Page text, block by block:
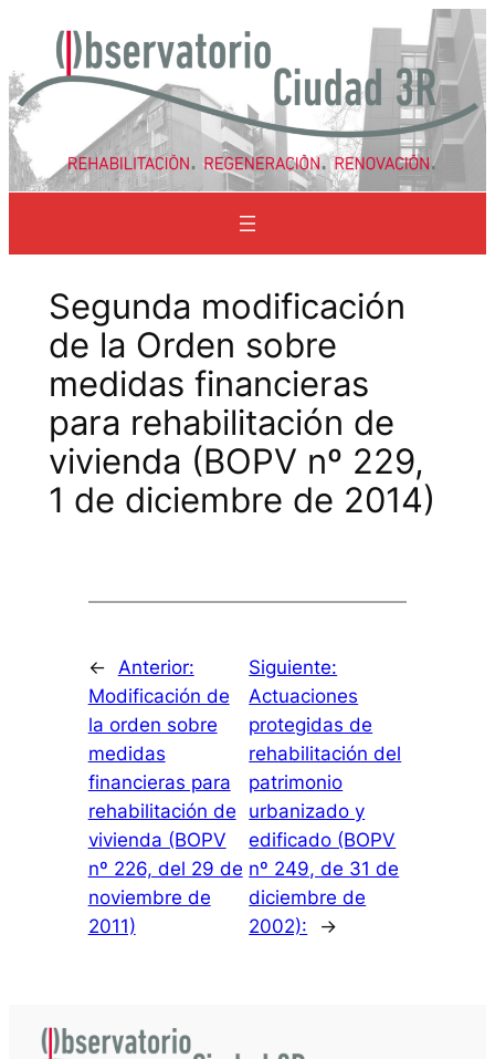
contenido
Segunda modificación
de la Orden sobre
medidas financieras
para rehabilitación de
vivienda (BOPV nº 229,
1 de diciembre de 2014)
←
Anterior:
Modificación de
la orden sobre
medidas
financieras para
rehabilitación de
vivienda (BOPV
nº 226, del 29 de
noviembre de
2011)
Siguiente:
Actuaciones
protegidas de
rehabilitación del
patrimonio
urbanizado y
edificado (BOPV
nº 249, de 31 de
diciembre de
2002):
→